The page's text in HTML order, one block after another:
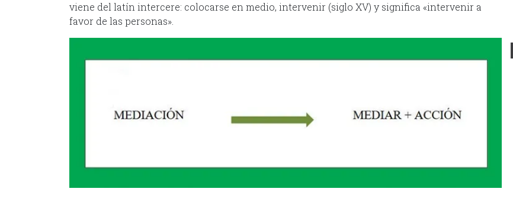
viene del latín intercere: colocarse en medio, intervenir (siglo XV) y significa «intervenir a
favor de las personas».